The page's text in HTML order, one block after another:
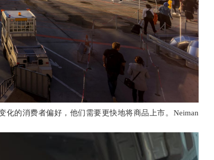
的消费者偏好，他们需要更快地将商品上市。 Neiman